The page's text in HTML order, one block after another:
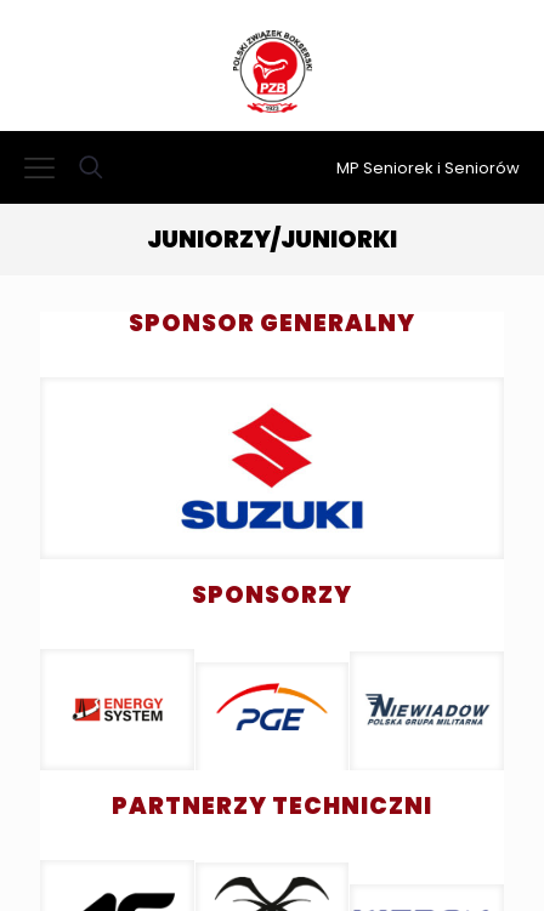
MP Seniorek i Seniorów
JUNIORZY/JUNIORKI
SPONSOR GENERALNY
SPONSORZY
PARTNERZY TECHNICZNI